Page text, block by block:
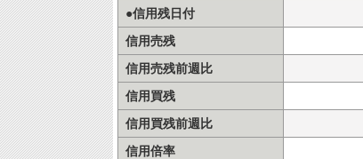
●信用残日付
信用売残
信用売残前週比
信用買残
信用買残前週比
信用倍率